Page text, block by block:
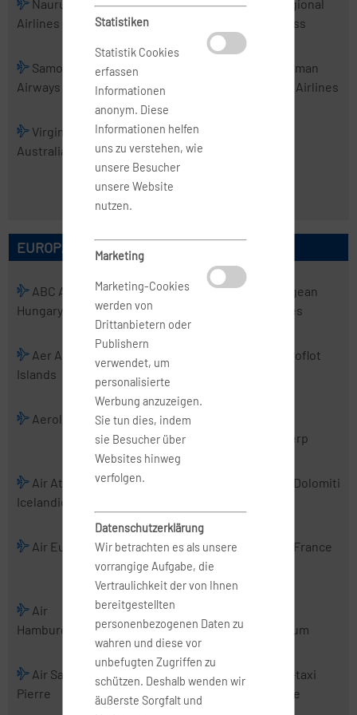
Nauru
Airlines
PNG Air
Real Tonga
Regional
Express
Samoa
Airways
Skytrans
Airlines
Tasman
Cargo Airlines
Virgin
Australia
Virgin
Australia
Regional
Airlines
EUROPÄISCHE AIRLINES
ABC Air
Hungary
Abelag
Aviation
ACT
Aegean
Airlines
Aer Arann
Islands
Aer Lingus Aeroflot
Aerologic Air Albania
Antwerp
Air Atlanta
Icelandic
Air Baltic Air Dolomiti
Air Europa
Air Europa
Express
Air France
Air France
Air
Hamburg
Air Malta
Mediterranean
Nostrum
Air Saint-
Pierre
Air Serbia Air Urga
Air-taxi
europe
Statistiken
Statistik Cookies
erfassen
Informationen
anonym. Diese
Informationen helfen
uns zu verstehen, wie
unsere Besucher
unsere Website
nutzen.
Marketing
Marketing-Cookies
werden von
Drittanbietern oder
Publishern
verwendet, um
personalisierte
Werbung anzuzeigen.
Sie tun dies, indem
sie Besucher über
Websites hinweg
verfolgen.
Datenschutzerklärung
Wir betrachten es als unsere
vorrangige Aufgabe, die
Vertraulichkeit der von Ihnen
bereitgestellten
personenbezogenen Daten zu
wahren und diese vor
unbefugten Zugriffen zu
schützen. Deshalb wenden wir
äußerste Sorgfalt und